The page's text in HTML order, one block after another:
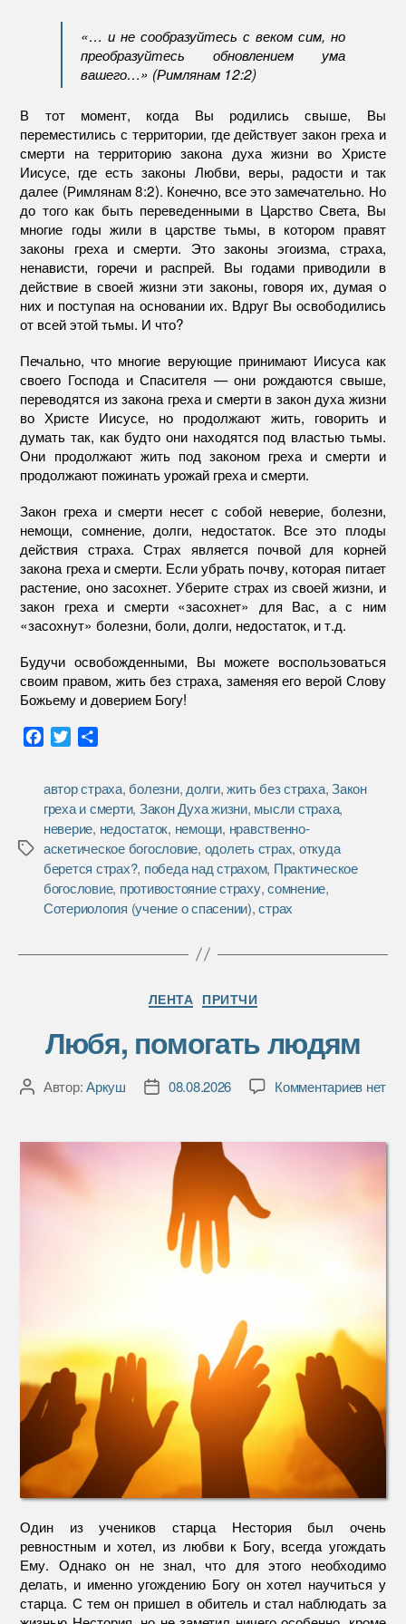
«… и не сообразуйтесь с веком сим, но
преобразуйтесь обновлением ума
вашего…» (Римлянам 12:2)
В тот момент, когда Вы родились свыше, Вы
переместились с территории, где действует закон греха и
смерти на территорию закона духа жизни во Христе
Иисусе, где есть законы Любви, веры, радости и так
далее (Римлянам 8:2). Конечно, все это замечательно. Но
до того как быть переведенными в Царство Света, Вы
многие годы жили в царстве тьмы, в котором правят
законы греха и смерти. Это законы эгоизма, страха,
ненависти, горечи и распрей. Вы годами приводили в
действие в своей жизни эти законы, говоря их, думая о
них и поступая на основании их. Вдруг Вы освободились
от всей этой тьмы. И что?
Печально, что многие верующие принимают Иисуса как
своего Господа и Спасителя — они рождаются свыше,
переводятся из закона греха и смерти в закон духа жизни
во Христе Иисусе, но продолжают жить, говорить и
думать так, как будто они находятся под властью тьмы.
Они продолжают жить под законом греха и смерти и
продолжают пожинать урожай греха и смерти.
Закон греха и смерти несет с собой неверие, болезни,
немощи, сомнение, долги, недостаток. Все это плоды
действия страха. Страх является почвой для корней
закона греха и смерти. Если убрать почву, которая питает
растение, оно засохнет. Уберите страх из своей жизни, и
закон греха и смерти «засохнет» для Вас, а с ним
«засохнут» болезни, боли, долги, недостаток, и т.д.
Будучи освобожденными, Вы можете воспользоваться
своим правом, жить без страха, заменяя его верой Слову
Божьему и доверием Богу!
e
b
o
o
k
t
t
e
r
р
а
в
и
т
ь
Метки
автор страха, болезни, долги,жить без страха,Закон
греха и смерти, Закон Духа жизни, мысли страха,
неверие, недостаток, немощи, нравственно-
аскетическое богословие, одолеть страх, откуда
берется страх?, победа над страхом, Практическое
богословие, противостояние страху,сомнение,
Сотериология (учение о спасении),страх
Рубрики
ЛЕНТА ПРИТЧИ
Любя, помогать людям
АвторАвтор:Аркуш
Дата08.08.2026 Комментариевкнет
Один из учеников старца Нестория был очень
ревностным и хотел, из любви к Богу, всегда угождать
Ему. Однако он не знал, что для этого необходимо
делать, и именно угождению Богу он хотел научиться у
старца. С тем он пришел в обитель и стал наблюдать за